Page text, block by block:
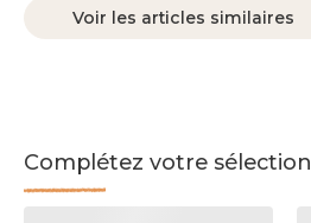
Voir les articles similaires
Complétez votre sélection